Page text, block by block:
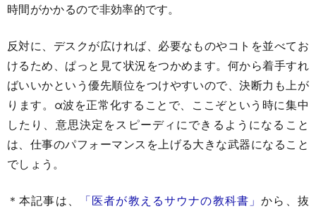
時間がかかるので非効率的です。
反対に、デスクが広ければ、必要なものやコトを並べてお
けるため、ぱっと見て状況をつかめます。何から着手すれ
ばいいかという優先順位をつけやすいので、決断力も上が
ります。α波を正常化することで、ここぞという時に集中
したり、意思決定をスピーディにできるようになること
は、仕事のパフォーマンスを上げる大きな武器になること
でしょう。
＊本記事は、 「医者が教えるサウナの教科書」から、抜